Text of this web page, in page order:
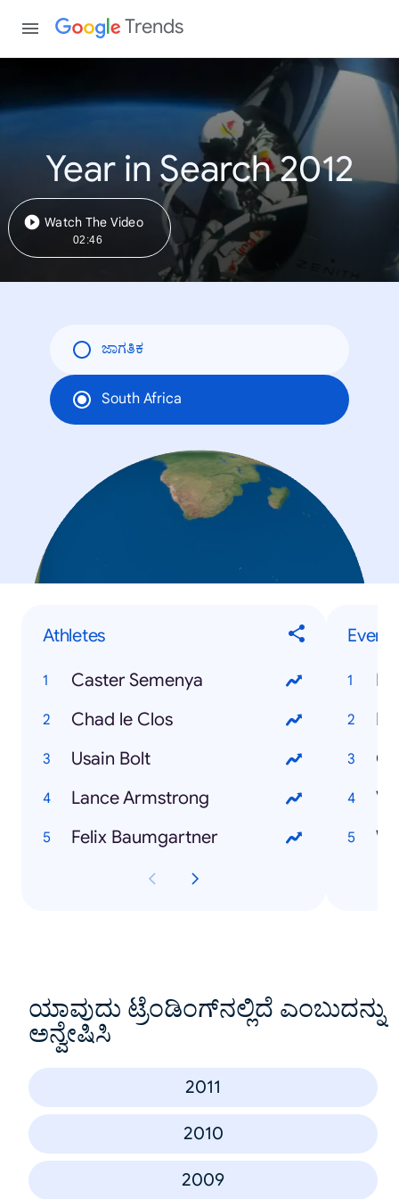
Trends
Year in Search 2012
Watch The Video
02:46
ಜಾಗತಿಕ
South Africa
Athletes
Caster Semenya
Chad le Clos
Usain Bolt
Lance Armstrong
Felix Baumgartner
Events
ಯಾವುದು ಟ್ರೆಂಡಿಂಗ್‌ನಲ್ಲಿದೆ ಎಂಬುದನ್ನು
ಅನ್ವೇಷಿಸಿ
2011
2010
2009